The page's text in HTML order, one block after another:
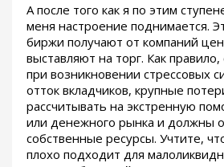
А после того как я по этим
меня настроение поднимается.
биржи получают от компаний
выставляют на торг. Как
при возникновении стрессовых
отток вкладчиков, крупные
рассчитывать на экстренную
или денежного рынка и должны
собственные ресурсы. Учтите,
плохо подходит для